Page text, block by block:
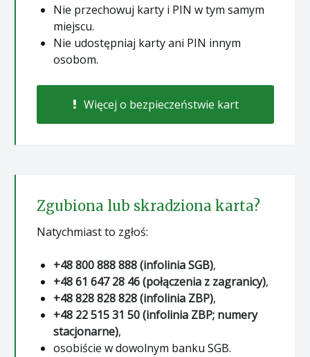
Nie przechowuj karty i PIN w tym samym
miejscu.
Nie udostępniaj karty ani PIN innym
osobom.
Więcej o bezpieczeństwie kart
Zgubiona lub skradziona karta?
Natychmiast to zgłoś:
+48 800 888 888 (infolinia SGB),
+48 61 647 28 46 (połączenia z zagranicy),
+48 828 828 828 (infolinia ZBP),
+48 22 515 31 50 (infolinia ZBP; numery
stacjonarne),
osobiście w dowolnym banku SGB.